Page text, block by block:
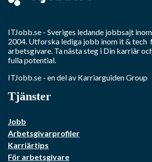
ITJobb.se - Sveriges ledande jobbsajt inom
2004. Utforska lediga jobb inom it & tech
arbetsgivare. Ta nästa steg i Din karriär
fulla potential.
ITJobb.se - en del av Karriarguiden Group
Tjänster
Jobb
Arbetsgivarprofiler
Karriärtips
För arbetsgivare